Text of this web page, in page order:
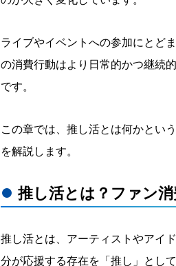
ライブやイベントへの参加にとど
の消費行動はより日常的かつ継続
です。
この章では、推し活とは何かとい
を解説します。
推し活とは？ファン
推し活とは、アーティストやアイ
分が応援する存在を「推し」とし